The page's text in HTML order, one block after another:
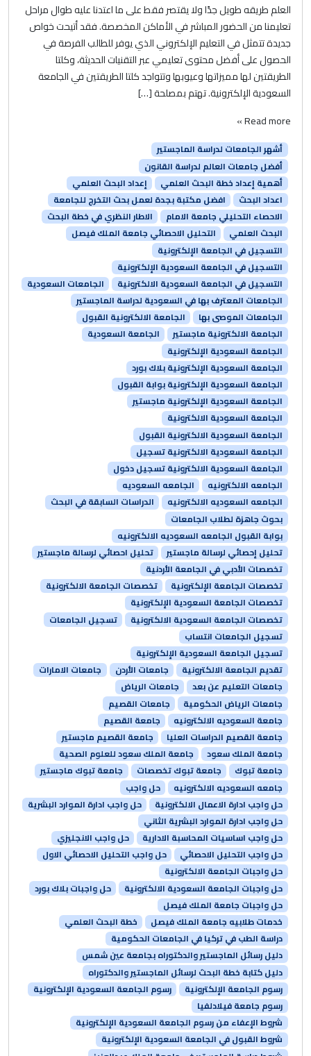
العلم طريقه طويل جدًا ولا يقتصر فقط على ما اعتدنا عليه طوال مراحل
تعليمنا من الحضور المباشر في الأماكن المخصصة. فقد أتيحت خواص
جديدة تتمثل في التعليم الإلكتروني الذي يوفر للطالب الفرصة في
الحصول على أفضل محتوى تعليمي عبر التقنيات الحديثة، وكلتا
الطريقتين لها مميزاتها وعيوبها وتتواجد كلتا الطريقتين في الجامعة
السعودية الإلكترونية. تهتم بمصلحة […]
Read more »
أشهر الجامعات لدراسة الماجستير
أفضل جامعات العالم لدراسة القانون
أهمية إعداد خطة البحث العلمي
إعداد البحث العلمي
اعداد البحث
افضل مكتبة بجدة لعمل بحث التخرج للجامعة
الاحصاء التحليلي جامعة الامام
الاطار النظري في خطة البحث
البحث العلمي
التحليل الاحصائي جامعة الملك فيصل
التسجيل في الجامعة الإلكترونية
التسجيل في الجامعة السعودية الإلكترونية
التسجيل في الجامعة السعودية الالكترونية
الجامعات السعودية
الجامعات المعترف بها في السعودية لدراسة الماجستير
الجامعات الموصى بها
الجامعة الالكترونية القبول
الجامعة الالكترونية ماجستير
الجامعة السعودية
الجامعة السعودية الإلكترونية
الجامعة السعودية الإلكترونية بلاك بورد
الجامعة السعودية الإلكترونية بوابة القبول
الجامعة السعودية الإلكترونية ماجستير
الجامعة السعودية الالكترونية
الجامعة السعودية الالكترونية القبول
الجامعة السعودية الالكترونية تسجيل
الجامعة السعودية الالكترونية تسجيل دخول
الجامعه الالكترونيه
الجامعه السعوديه
الجامعه السعوديه الالكترونيه
الدراسات السابقة في البحث
بحوث جاهزة لطلاب الجامعات
بوابة القبول الجامعه السعوديه الالكترونيه
تحليل إحصائي لرسالة ماجستير
تحليل احصائي لرسالة ماجستير
تخصصات الأدبي في الجامعة الأردنية
تخصصات الجامعة الإلكترونية
تخصصات الجامعة الالكترونية
تخصصات الجامعة السعودية الإلكترونية
تخصصات الجامعة السعودية الالكترونية
تسجيل الجامعات
تسجيل الجامعات انتساب
تسجيل الجامعة السعودية الإلكترونية
تقديم الجامعة الالكترونية
جامعات الأردن
جامعات الامارات
جامعات التعليم عن بعد
جامعات الرياض
جامعات الرياض الحكومية
جامعات القصيم
جامعة السعوديه الالكترونيه
جامعة القصيم
جامعة القصيم الدراسات العليا
جامعة القصيم ماجستير
جامعة الملك سعود
جامعة الملك سعود للعلوم الصحية
جامعة تبوك
جامعة تبوك تخصصات
جامعة تبوك ماجستير
جامعه السعوديه الالكترونيه
حل واجب
حل واجب ادارة الاعمال الالكترونية
حل واجب ادارة الموارد البشرية
حل واجب ادارة الموارد البشرية الثاني
حل واجب اساسيات المحاسبة الادارية
حل واجب الانجليزي
حل واجب التحليل الاحصائي
حل واجب التحليل الاحصائي الاول
حل واجبات الجامعة الالكترونية
حل واجبات الجامعة السعودية الالكترونية
حل واجبات بلاك بورد
حل واجبات جامعة الملك فيصل
خدمات طلابيه جامعة الملك فيصل
خطة البحث العلمي
دراسة الطب في تركيا في الجامعات الحكومية
دليل رسائل الماجستير والدكتوراه بجامعة عين شمس
دليل كتابة خطة البحث لرسائل الماجستير والدكتوراه
رسوم الجامعة الإلكترونية
رسوم الجامعة السعودية الإلكترونية
رسوم جامعة فيلادلفيا
شروط الإعفاء من رسوم الجامعة السعودية الإلكترونية
شروط القبول في الجامعة السعودية الإلكترونية